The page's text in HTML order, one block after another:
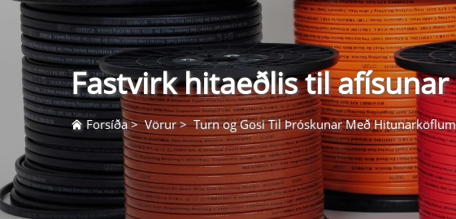
Fastvirk hitaeðlis til
Forsíða>Vörur>Turn og Gosi Til Þróskunar Með Hitunarköflum